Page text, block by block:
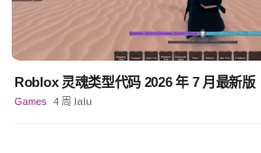
Roblox 灵魂类型代码 2026 年 7 月最新版
Games 4 周 lalu